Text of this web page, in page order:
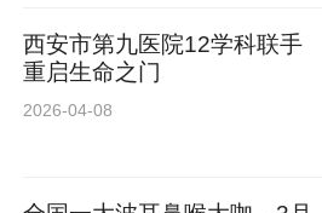
西安市第九医院12学科联手
重启生命之门
2026-04-08